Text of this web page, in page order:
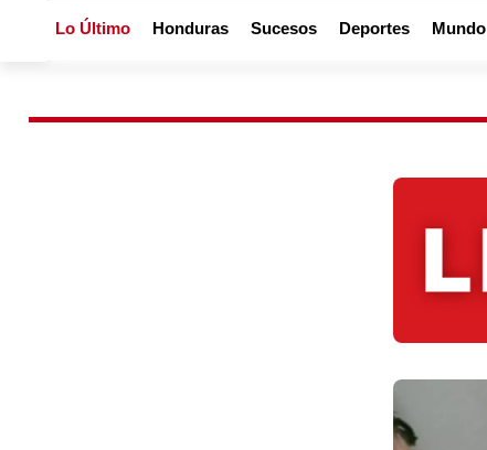
Lo Último Honduras Sucesos Deportes Mundo